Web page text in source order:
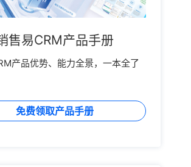
售易CRM产品手册
产品优势、能力全景，一本全了
免费领取产品手册